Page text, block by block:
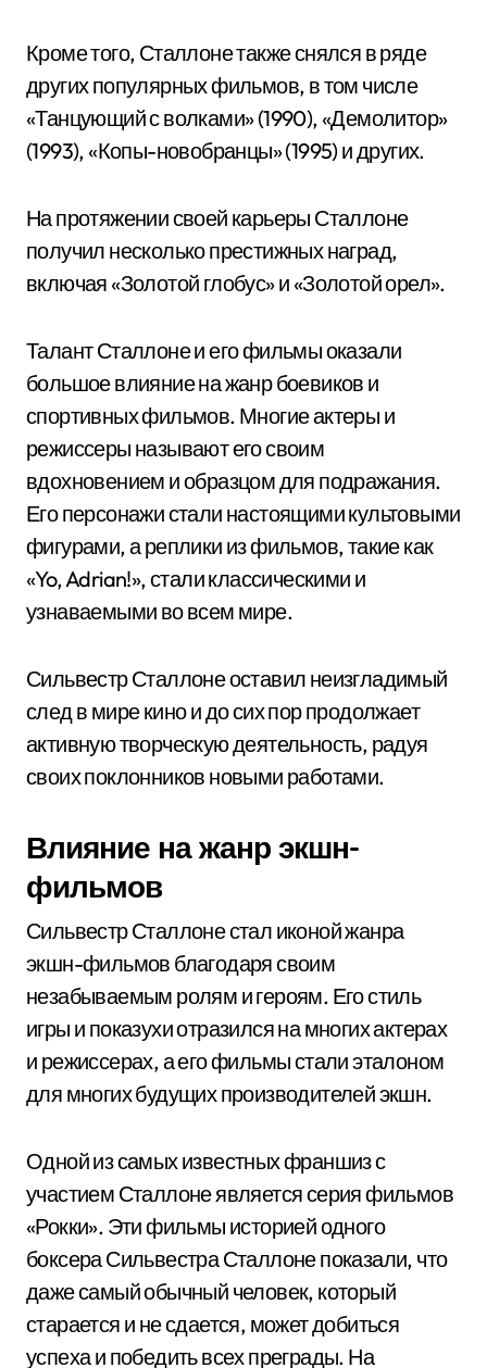
Кроме того, Сталлоне также снялся в ряде
других популярных фильмов, в том числе
«Танцующий с волками» (1990), «Демолитор»
(1993), «Копы-новобранцы» (1995) и других.
На протяжении своей карьеры Сталлоне
получил несколько престижных наград,
включая «Золотой глобус» и «Золотой орел».
Талант Сталлоне и его фильмы оказали
большое влияние на жанр боевиков и
спортивных фильмов. Многие актеры и
режиссеры называют его своим
вдохновением и образцом для подражания.
Его персонажи стали настоящими культовыми
фигурами, а реплики из фильмов, такие как
«Yo, Adrian!», стали классическими и
узнаваемыми во всем мире.
Сильвестр Сталлоне оставил неизгладимый
след в мире кино и до сих пор продолжает
активную творческую деятельность, радуя
своих поклонников новыми работами.
Влияние на жанр экшн-
фильмов
Сильвестр Сталлоне стал иконой жанра
экшн-фильмов благодаря своим
незабываемым ролям и героям. Его стиль
игры и показухи отразился на многих актерах
и режиссерах, а его фильмы стали эталоном
для многих будущих производителей экшн.
Одной из самых известных франшиз с
участием Сталлоне является серия фильмов
«Рокки». Эти фильмы историей одного
боксера Сильвестра Сталлоне показали, что
даже самый обычный человек, который
старается и не сдается, может добиться
успеха и победить всех преграды. На